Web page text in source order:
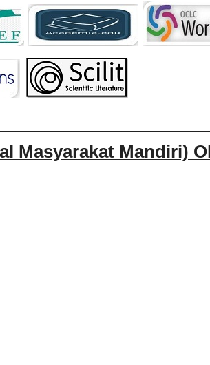
Masyarakat Mandiri)